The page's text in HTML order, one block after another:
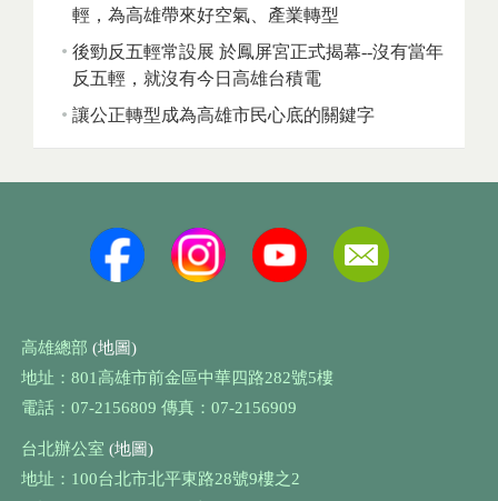
輕，為高雄帶來好空氣、產業轉型
後勁反五輕常設展 於鳳屏宮正式揭幕--沒有當年
反五輕，就沒有今日高雄台積電
讓公正轉型成為高雄市民心底的關鍵字
高雄總部 (地圖)
地址：801高雄市前金區中華四路282號5樓
電話：07-2156809 傳真：07-2156909
台北辦公室 (地圖)
地址：100台北市北平東路28號9樓之2